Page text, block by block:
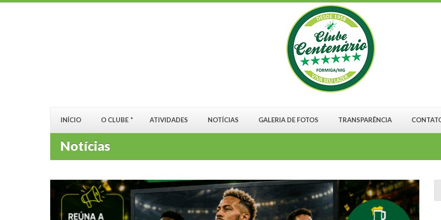
INÍCIO O CLUBE ATIVIDADES NOTÍCIAS GALERIA DE FOTOS TRANSPARÊNCIA
Notícias
for: